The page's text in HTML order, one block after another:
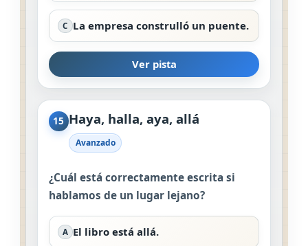
C La empresa construlló un puente.
Ver pista
15 Haya, halla, aya, allá
Avanzado
¿Cuál está correctamente escrita si
hablamos de un lugar lejano?
A El libro está allá.